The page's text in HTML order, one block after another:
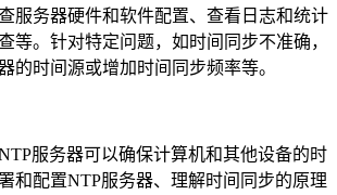
服务器硬件和软件配置、查看日志和统计
等。针对特定问题，如时间同步不准确，
的时间源或增加时间同步频率等。
服务器可以确保计算机和其他设备的时
和配置NTP服务器、理解时间同步的原理